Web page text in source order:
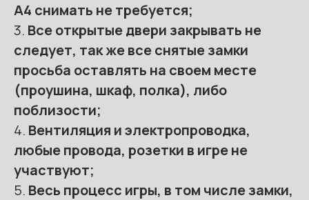
А4 снимать не требуется;
3. Все открытые двери закрывать не
следует, так же все снятые замки
просьба оставлять на своем месте
(проушина, шкаф, полка), либо
поблизости;
4. Вентиляция и электропроводка,
любые провода, розетки в игре не
участвуют;
5. Весь процесс игры, в том числе замки,